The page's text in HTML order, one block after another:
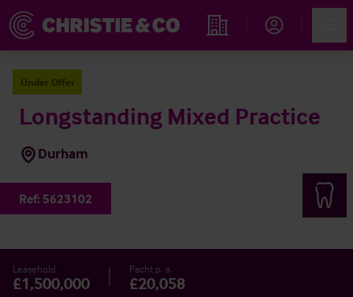
Immobiliensuche
Under Offer
Longstanding Mixed Practice
Durham
Ref: 5623102
Leasehold
£1,500,000
Pacht p. a.
£20,058